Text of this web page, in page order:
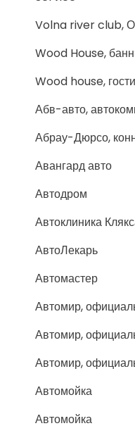
Volna river club,
Wood House,
Wood house,
Абв-авто,
Абрау-Дюрсо,
Авангард авто
Автодром
Автоклиника
АвтоЛекарь
Автомастер
Автомир,
Автомир,
Автомир,
Автомойка
Автомойка